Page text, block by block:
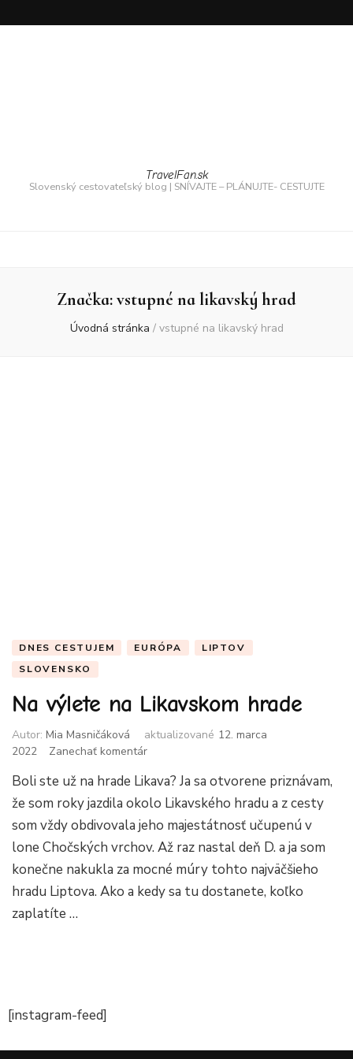
TravelFan.sk
Slovenský cestovateľský blog | SNÍVAJTE – PLÁNUJTE- CESTUJTE
Značka:vstupné na likavský hrad
Úvodná stránka / vstupné na likavský hrad
DNES CESTUJEM EURÓPA
LIPTOV
SLOVENSKO
Na výlete na Likavskom hrade
Autor: Mia Masničáková aktualizované 12. marca
2022
Zanechať komentárk
Na
výlete
na
Likavskom
hrade
Boli ste už na hrade Likava? Ja sa otvorene priznávam,
že som roky jazdila okolo Likavského hradu a z cesty
som vždy obdivovala jeho majestátnosť učupenú v
lone Chočských vrchov. Až raz nastal deň D. a ja som
konečne nakukla za mocné múry tohto najväčšieho
hradu Liptova. Ako a kedy sa tu dostanete, koľko
zaplatíte …
[instagram-feed]